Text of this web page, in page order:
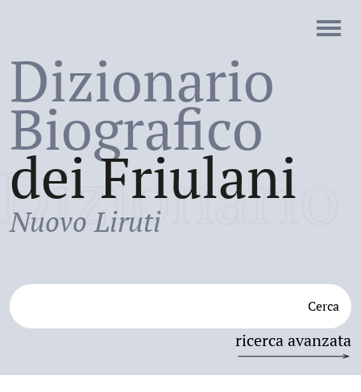
Dizionario
Biografico
dei Friulani
Nuovo Liruti
Cerca
ricerca avanzata
Dizionario